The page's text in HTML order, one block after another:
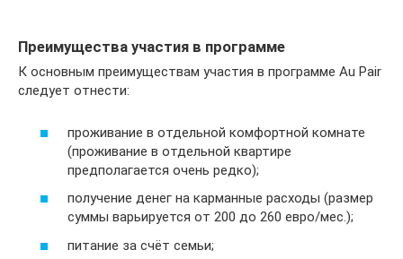
Преимущества участия в программе
К основным преимуществам участия в программе Au Pair
следует отнести:
проживание в отдельной комфортной комнате
(проживание в отдельной квартире
предполагается очень редко);
получение денег на карманные расходы (размер
суммы варьируется от 200 до 260 евро/мес.);
питание за счёт семьи;